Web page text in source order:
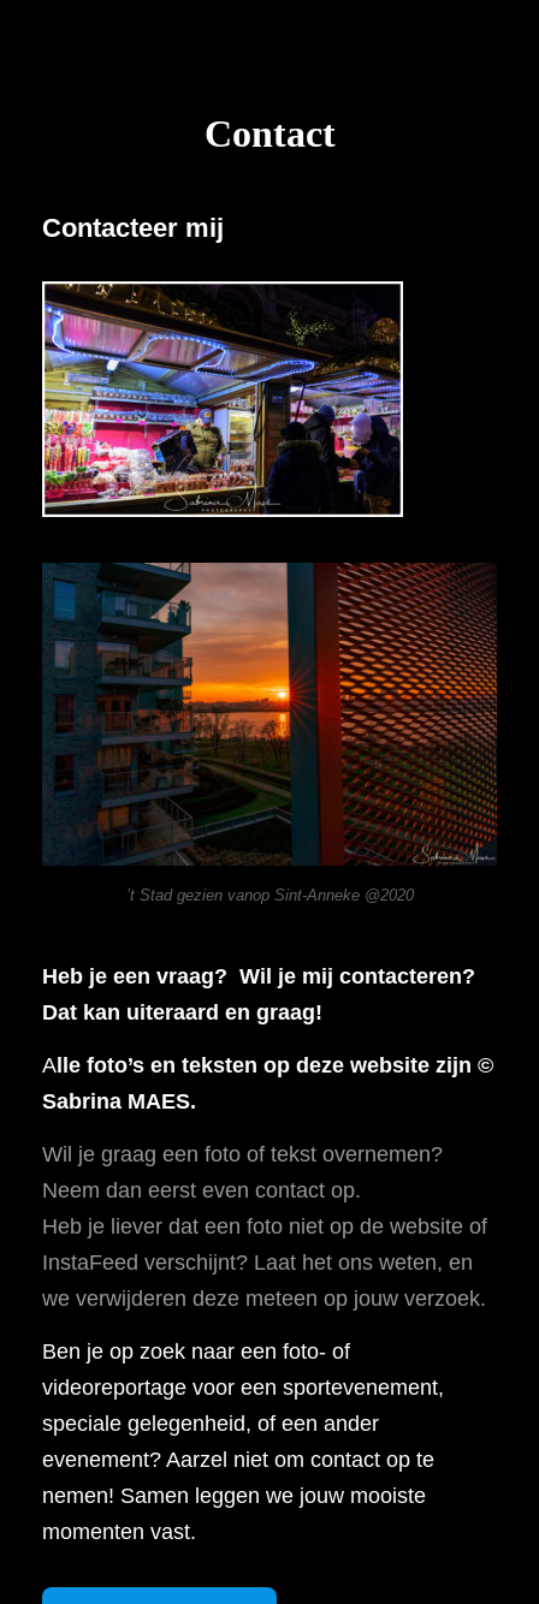
Contact
Contacteer mij
’t Stad gezien vanop Sint-Anneke @2020
Heb je een vraag? Wil je mij contacteren?
Dat kan uiteraard en graag!
Alle foto’s en teksten op deze website zijn ©
Sabrina MAES.
Wil je graag een foto of tekst overnemen?
Neem dan eerst even contact op.
Heb je liever dat een foto niet op de website of
InstaFeed verschijnt? Laat het ons weten, en
we verwijderen deze meteen op jouw verzoek.
Ben je op zoek naar een foto- of
videoreportage voor een sportevenement,
speciale gelegenheid, of een ander
evenement? Aarzel niet om contact op te
nemen! Samen leggen we jouw mooiste
momenten vast.